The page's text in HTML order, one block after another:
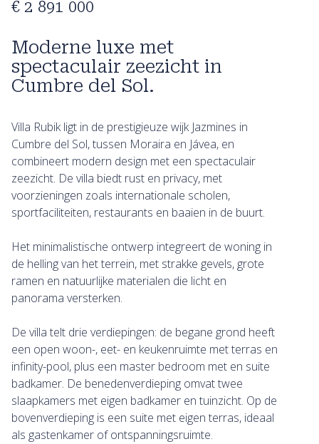
Moderne luxe met
spectaculair zeezicht in
Cumbre del Sol.
€ 2 891 000
Villa Rubik ligt in de prestigieuze wijk Jazmines in
Cumbre del Sol, tussen Moraira en Jávea, en
combineert modern design met een spectaculair
zeezicht. De villa biedt rust en privacy, met
voorzieningen zoals internationale scholen,
sportfaciliteiten, restaurants en baaien in de buurt.
Het minimalistische ontwerp integreert de woning in
de helling van het terrein, met strakke gevels, grote
ramen en natuurlijke materialen die licht en
panorama versterken.
De villa telt drie verdiepingen: de begane grond heeft
een open woon-, eet- en keukenruimte met terras en
infinity-pool, plus een master bedroom met en suite
badkamer. De benedenverdieping omvat twee
slaapkamers met eigen badkamer en tuinzicht. Op de
bovenverdieping is een suite met eigen terras, ideaal
als gastenkamer of ontspanningsruimte.